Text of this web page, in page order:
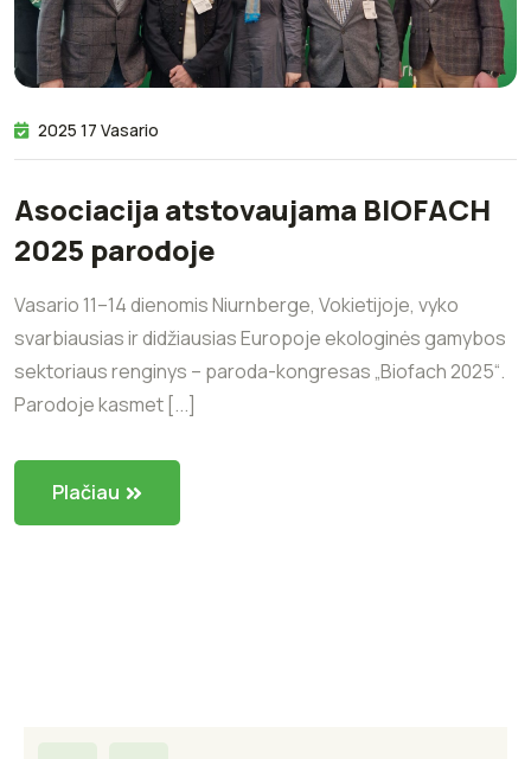
2025 17 Vasario
Asociacija atstovaujama BIOFACH
2025 parodoje
Vasario 11–14 dienomis Niurnberge, Vokietijoje, vyko
svarbiausias ir didžiausias Europoje ekologinės gamybos
sektoriaus renginys – paroda-kongresas „Biofach 2025“.
Parodoje kasmet [...]
Plačiau